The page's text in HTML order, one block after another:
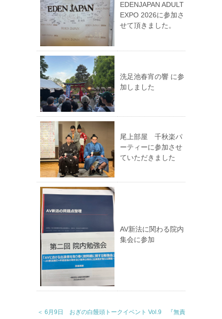
EDENJAPAN ADULT
EXPO 2026に参加さ
せて頂きました。
洗足池春宵の響 に参
加しました
尾上部屋 千秋楽パ
ーティーに参加させ
ていただきました
AV新法に関わる院内
集会に参加
＜ 6月9日 おぎの白饅頭トークイベント Vol.9 『無責